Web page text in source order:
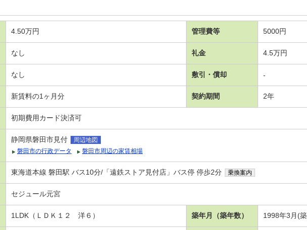
4.50万円 管理費等 5000円
なし 礼金 4.5万円
なし 敷引・償却 -
新賃料の1ヶ月分 契約期間 2年
初期費用カード決済可
静岡県磐田市見付
周辺地図
磐田市の行政データ
磐田市周辺の家賃相場
東海道本線 磐田駅 バス10分/「遠鉄ストア見付店」バス停 停歩2分 乗換案内
セジュール元宮
1LDK（ＬＤＫ１２ 洋６） 築年月（築年数） 1998年3月(